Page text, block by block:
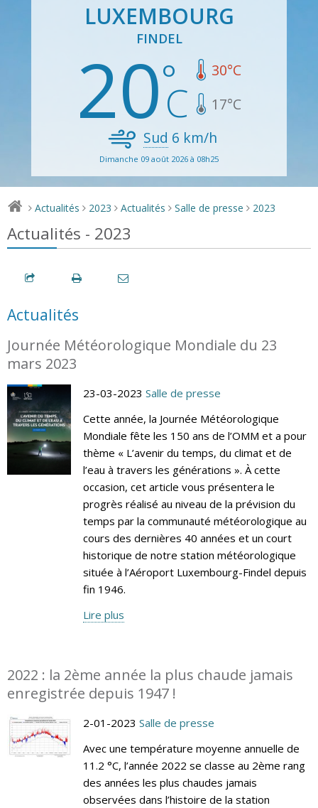
LUXEMBOURG
FINDEL
20 30°C
17°C
Sud 6 km/h
Dimanche 09 août 2026 à 08h25
> Actualités > 2023 > Actualités > Salle de presse > 2023
Actualités - 2023
Actualités
Journée Météorologique Mondiale du 23
mars 2023
23-03-2023 Salle de presse
Cette année, la Journée Météorologique
Mondiale fête les 150 ans de l’OMM et a pour
thème « L’avenir du temps, du climat et de
l’eau à travers les générations ». À cette
occasion, cet article vous présentera le
progrès réalisé au niveau de la prévision du
temps par la communauté météorologique au
cours des dernières 40 années et un court
historique de notre station météorologique
située à l’Aéroport Luxembourg-Findel depuis
fin 1946.
Lire plus
2022 : la 2ème année la plus chaude jamais
enregistrée depuis 1947 !
2-01-2023 Salle de presse
Avec une température moyenne annuelle de
11.2 °C, l’année 2022 se classe au 2ème rang
des années les plus chaudes jamais
observées dans l’histoire de la station